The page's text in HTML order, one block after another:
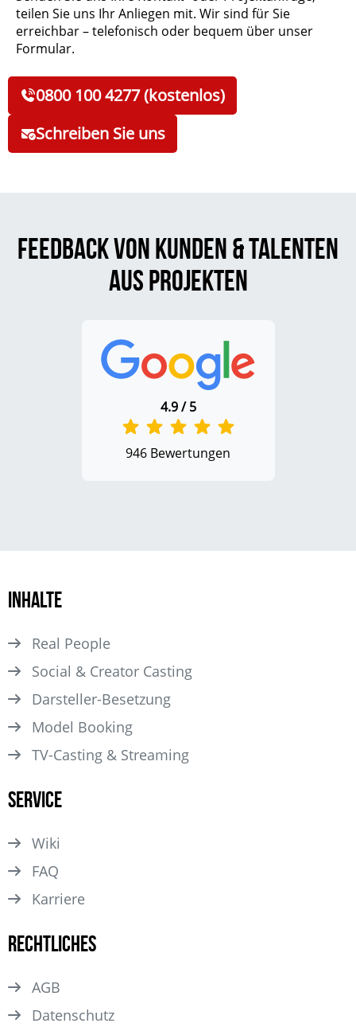
teilen Sie uns Ihr Anliegen mit. Wir sind für Sie
erreichbar – telefonisch oder bequem über unser
Formular.
0800 100 4277 (kostenlos)
Schreiben Sie uns
Feedback von Kunden & Talenten
aus Projekten
4.9 / 5
946 Bewertungen
Inhalte
Real People
Social & Creator Casting
Darsteller­-Besetzung
Model Booking
TV-Casting & Streaming
Service
Wiki
FAQ
Karriere
Rechtliches
AGB
Datenschutz